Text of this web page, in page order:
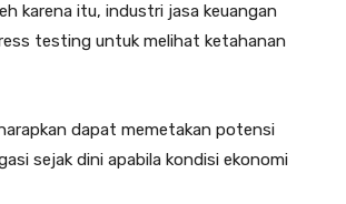
karena itu, industri jasa keuangan
testing untuk melihat ketahanan
dapat memetakan potensi
sejak dini apabila kondisi ekonomi